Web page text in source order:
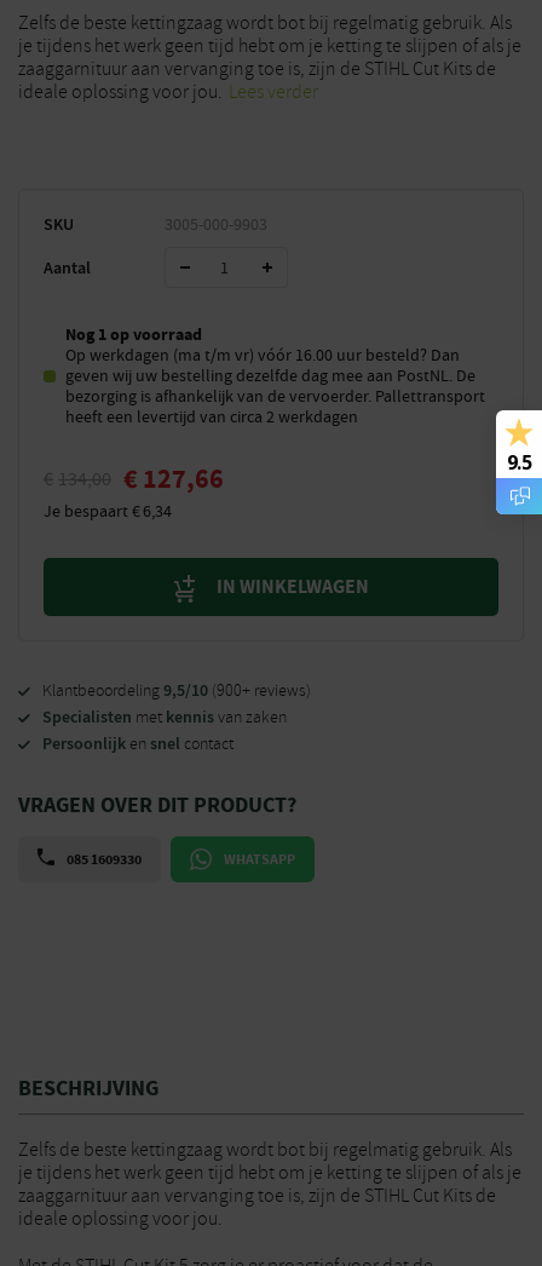
Zelfs de beste kettingzaag wordt bot bij regelmatig gebruik. Als
je tijdens het werk geen tijd hebt om je ketting te slijpen of als je
zaaggarnituur aan vervanging toe is, zijn de STIHL Cut Kits de
ideale oplossing voor jou. Lees verder
SKU 3005-000-9903
Aantal
Nog 1 op voorraad
Op werkdagen (ma t/m vr) vóór 16.00 uur besteld? Dan
geven wij uw bestelling dezelfde dag mee aan PostNL. De
bezorging is afhankelijk van de vervoerder. Pallettransport
heeft een levertijd van circa 2 werkdagen
€ 134,00 € 127,66
Je bespaart€6,34
IN WINKELWAGEN
Klantbeoordeling9,5/10 (900+ reviews)
Specialisten met kennisvan zaken
Persoonlijk en snel contact
VRAGEN OVER DIT PRODUCT?
085 1609330 WHATSAPP
BESCHRIJVING
Zelfs de beste kettingzaag wordt bot bij regelmatig gebruik. Als
je tijdens het werk geen tijd hebt om je ketting te slijpen of als je
zaaggarnituur aan vervanging toe is, zijn de STIHL Cut Kits de
ideale oplossing voor jou.
9.5